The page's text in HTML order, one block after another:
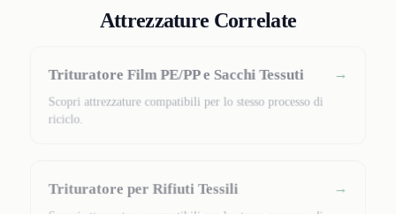
Attrezzature Correlate
Trituratore Film PE/PP e Sacchi Tessuti
Scopri attrezzature compatibili per lo stesso processo di
riciclo.
→
Trituratore per Rifiuti Tessili →